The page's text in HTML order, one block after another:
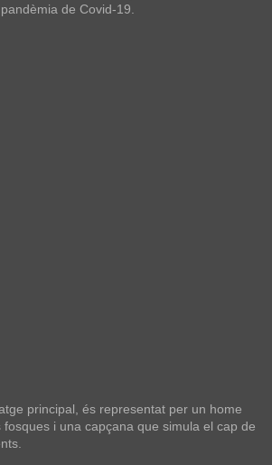
de Covid-19.
principal, és representat per un home
i una capçana que simula el cap de